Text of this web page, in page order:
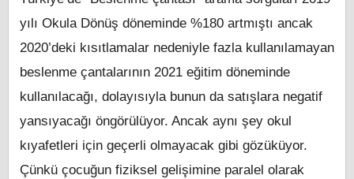
yılı Okula Dönüş döneminde %180 artmıştı ancak
2020’deki kısıtlamalar nedeniyle fazla kullanılamayan
beslenme çantalarının 2021 eğitim döneminde
kullanılacağı, dolayısıyla bunun da satışlara negatif
yansıyacağı öngörülüyor. Ancak aynı şey okul
kıyafetleri için geçerli olmayacak gibi gözüküyor.
Çünkü çocuğun fiziksel gelişimine paralel olarak